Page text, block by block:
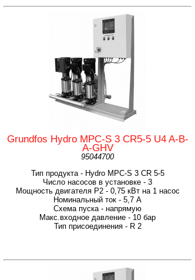
Grundfos Hydro MPC-S 3 CR5-5 U4 A-B-
A-GHV
95044700
Тип продукта - Hydro MPC-S 3 CR 5-5
Число насосов в установке - 3
Мощность двигателя P2 - 0,75 кВт на 1 насос
Номинальный ток - 5,7 А
Схема пуска - напрямую
Макс.входное давление - 10 бар
Тип присоединения - R 2